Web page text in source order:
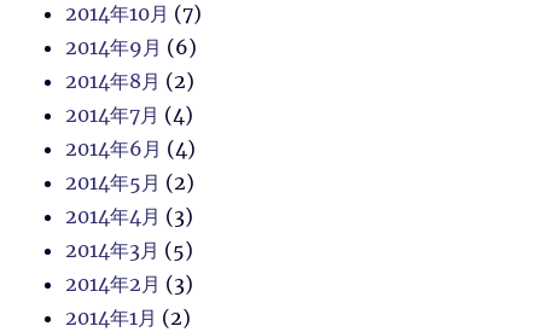
2014年10月 (7)
2014年9月 (6)
2014年8月 (2)
2014年7月 (4)
2014年6月 (4)
2014年5月 (2)
2014年4月 (3)
2014年3月 (5)
2014年2月 (3)
2014年1月 (2)